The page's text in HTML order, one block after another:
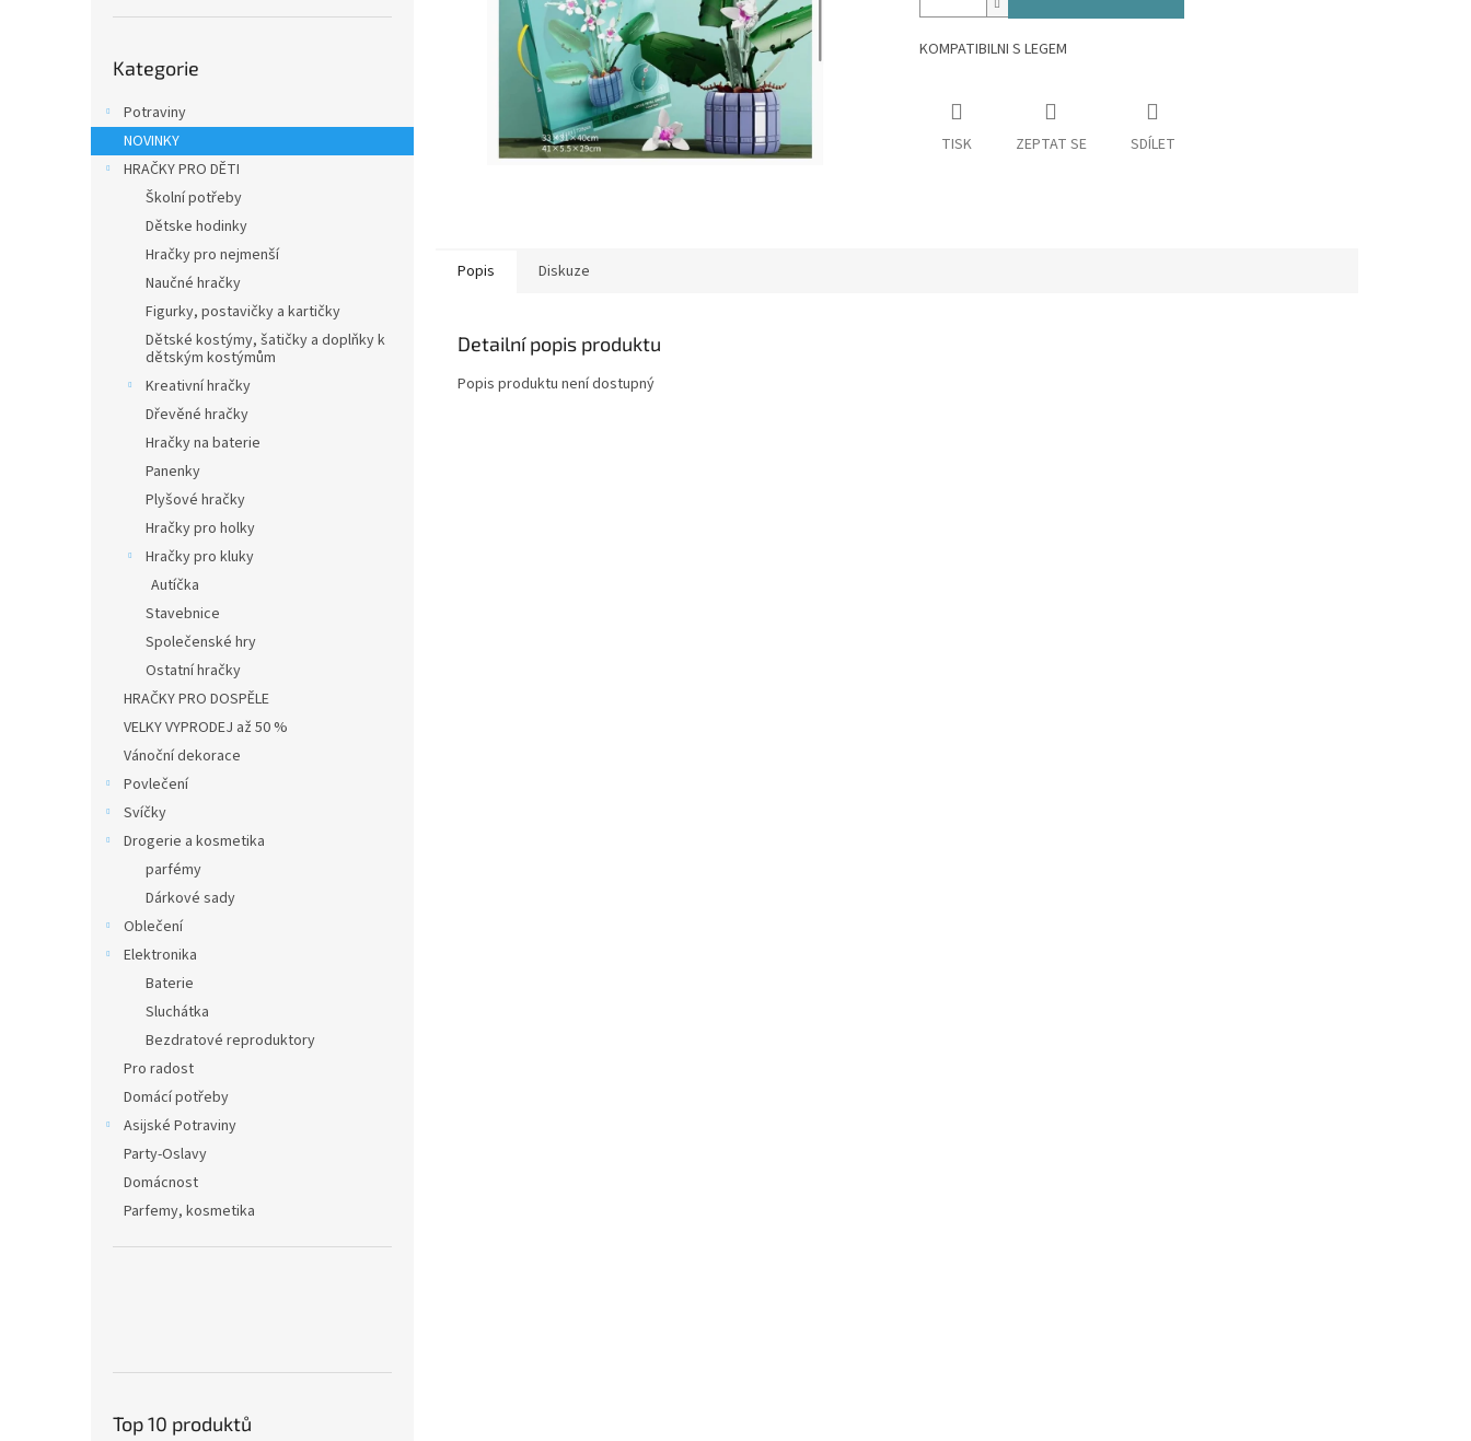
kategorie
Kategorie
Potraviny
NOVINKY
HRAČKY PRO DĚTI
Školní potřeby
Dětske hodinky
Hračky pro nejmenší
Naučné hračky
Figurky, postavičky a kartičky
Dětské kostýmy, šatičky a doplňky k
dětským kostýmům
Kreativní hračky
Dřevěné hračky
Hračky na baterie
Panenky
Plyšové hračky
Hračky pro holky
Hračky pro kluky
Autíčka
Stavebnice
Společenské hry
Ostatní hračky
HRAČKY PRO DOSPĚLE
VELKY VYPRODEJ až 50 %
Vánoční dekorace
Povlečení
Svíčky
Drogerie a kosmetika
parfémy
Dárkové sady
Oblečení
Elektronika
Baterie
Sluchátka
Bezdratové reproduktory
Pro radost
Domácí potřeby
Asijské Potraviny
Party-Oslavy
Domácnost
Parfemy, kosmetika
Top 10 produktů
KOMPATIBILNI S LEGEM
TISK ZEPTAT SE SDÍLET
Popis Diskuze
Detailní popis produktu
Popis produktu není dostupný